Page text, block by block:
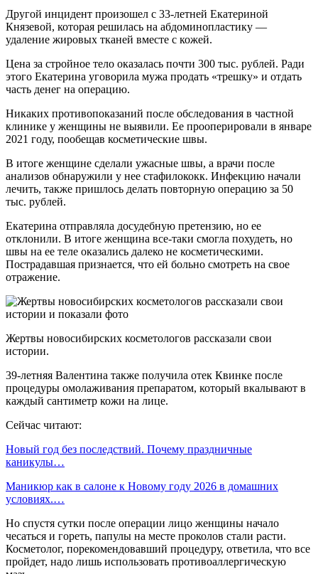
Другой инцидент произошел с 33-летней Екатериной
Князевой, которая решилась на абдоминопластику —
удаление жировых тканей вместе с кожей.
Цена за стройное тело оказалась почти 300 тыс. рублей. Ради
этого Екатерина уговорила мужа продать «трешку» и отдать
часть денег на операцию.
Никаких противопоказаний после обследования в частной
клинике у женщины не выявили. Ее прооперировали в январе
2021 году, пообещав косметические швы.
В итоге женщине сделали ужасные швы, а врачи после
анализов обнаружили у нее стафилококк. Инфекцию начали
лечить, также пришлось делать повторную операцию за 50
тыс. рублей.
Екатерина отправляла досудебную претензию, но ее
отклонили. В итоге женщина все-таки смогла похудеть, но
швы на ее теле оказались далеко не косметическими.
Пострадавшая признается, что ей больно смотреть на свое
отражение.
Жертвы новосибирских косметологов рассказали свои
истории.
39-летняя Валентина также получила отек Квинке после
процедуры омолаживания препаратом, который вкалывают в
каждый сантиметр кожи на лице.
Сейчас читают:
Новый год без последствий. Почему праздничные
каникулы…
Маникюр как в салоне к Новому году 2026 в домашних
условиях.…
Но спустя сутки после операции лицо женщины начало
чесаться и гореть, папулы на месте проколов стали расти.
Косметолог, порекомендовавший процедуру, ответила, что все
пройдет, надо лишь использовать противоаллергическую